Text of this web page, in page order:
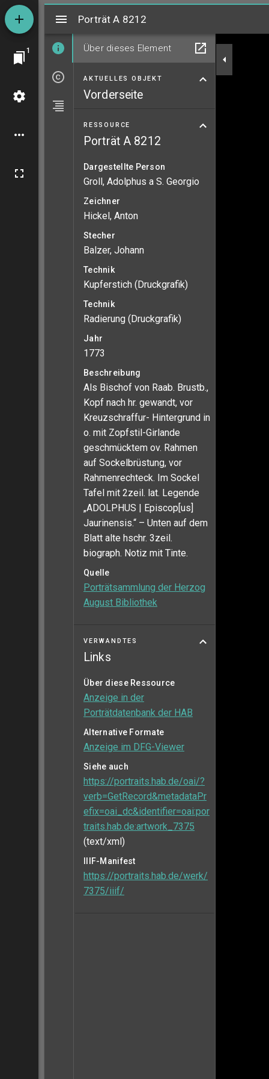
1
MiradorPorträt A 8212
Über dieses Element
AKTUELLES OBJEKT
Vorderseite
RESSOURCE
Porträt A 8212
Dargestellte Person
Groll, Adolphus a S. Georgio
Zeichner
Hickel, Anton
Stecher
Balzer, Johann
Technik
Kupferstich (Druckgrafik)
Technik
Radierung (Druckgrafik)
Jahr
1773
Beschreibung
Als Bischof von Raab. Brustb.,
Kopf nach hr. gewandt, vor
Kreuzschraffur- Hintergrund in
o. mit Zopfstil-Girlande
geschmücktem ov. Rahmen
auf Sockelbrüstung, vor
Rahmenrechteck. Im Sockel
Tafel mit 2zeil. lat. Legende
„ADOLPHUS | Episcop[us]
Jaurinensis.“ – Unten auf dem
Blatt alte hschr. 3zeil.
biograph. Notiz mit Tinte.
Quelle
Porträtsammlung der Herzog
August Bibliothek
VERWANDTES
Links
Über diese Ressource
Anzeige in der
Porträtdatenbank der HAB
Alternative Formate
Anzeige im DFG-Viewer
Siehe auch
https://portraits.hab.de/oai/?
verb=GetRecord&metadataPr
efix=oai_dc&identifier=oai:por
traits.hab.de:artwork_7375
(text/xml)
IIIF-Manifest
https://portraits.hab.de/werk/
7375/iiif/
Porträt A 8212